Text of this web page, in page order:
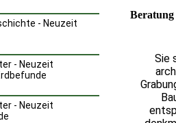
- Neuzeit
- Neuzeit
- Neuzeit
Beratung
Sie